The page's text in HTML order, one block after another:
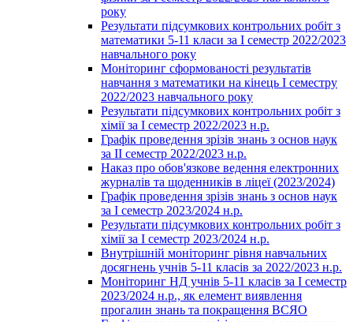
року
Результати підсумкових контрольних робіт з
математики 5-11 класи за І семестр 2022/2023
навчального року
Моніторинг сформованості результатів
навчання з математики на кінець І семестру
2022/2023 навчального року
Результати підсумкових контрольних робіт з
хімії за І семестр 2022/2023 н.р.
Графік проведення зрізів знань з основ наук
за ІІ семестр 2022/2023 н.р.
Наказ про обов'язкове ведення електронних
журналів та щоденників в ліцеї (2023/2024)
Графік проведення зрізів знань з основ наук
за І семестр 2023/2024 н.р.
Результати підсумкових контрольних робіт з
хімії за І семестр 2023/2024 н.р.
Внутрішній моніторинг рівня навчальних
досягнень учнів 5-11 класів за 2022/2023 н.р.
Моніторинг НД учнів 5-11 класів за І семестр
2023/2024 н.р., як елемент виявлення
прогалин знань та покращення ВСЯО